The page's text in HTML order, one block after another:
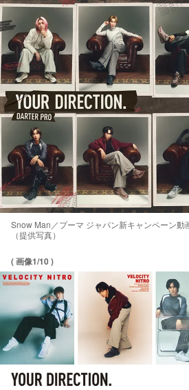
Snow Man／プーマ ジャパン新キャンペーン動
（提供写真）
( 画像1/10 )